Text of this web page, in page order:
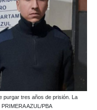
purgar tres años de prisión. La
AZUL/PBA